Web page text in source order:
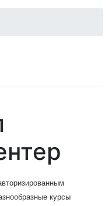
курсы